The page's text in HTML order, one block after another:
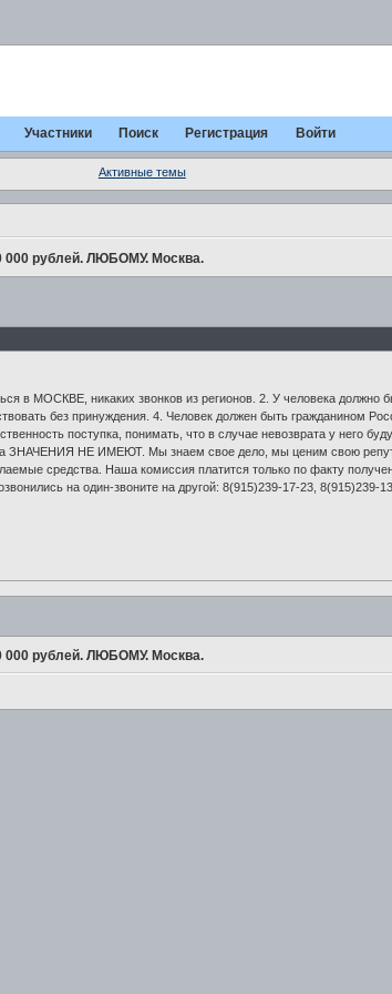
Участники Поиск Регистрация Войти
Активные темы
000 рублей. ЛЮБОМУ. Москва.
в МОСКВЕ, никаких звонков из регионов. 2. У человека должно
без принуждения. 4. Человек должен быть гражданином
поступка, понимать, что в случае невозврата у него
ЗНАЧЕНИЯ НЕ ИМЕЮТ. Мы знаем свое дело, мы ценим свою
средства. Наша комиссия платится только по факту
на один-звоните на другой: 8(915)239-17-23, 8(915)239-
000 рублей. ЛЮБОМУ. Москва.